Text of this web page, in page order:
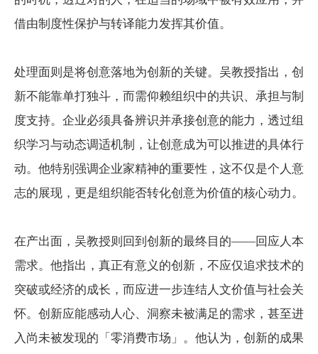
借由制度性保护与转译能力发挥其价值。
处理面则是将创意落地为创新的关键。吴教授指出，创
新不能靠单打独斗，而需仰赖组织中的共识、承担与制
度支持。企业必须具备辨识并承接创意的能力，透过组
织学习与动态调适机制，让创意成为可以推进的具体行
动。他特别强调企业家精神的重要性，这不仅是个人意
志的展现，更是组织能否转化创意为价值的核心动力。
在产出面，吴教授则回到创新的最终目的——回应人本
需求。他指出，真正有意义的创新，不应仅追求技术的
突破或经济的成长，而应进一步连结人文价值与社会关
怀。创新应能感动人心、洞察未被满足的需求，甚至进
入尚未被发现的「零消费市场」。他认为，创新的成果